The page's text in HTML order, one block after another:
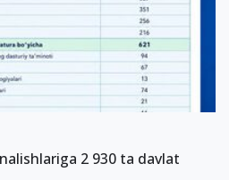
2 930 ta davlat